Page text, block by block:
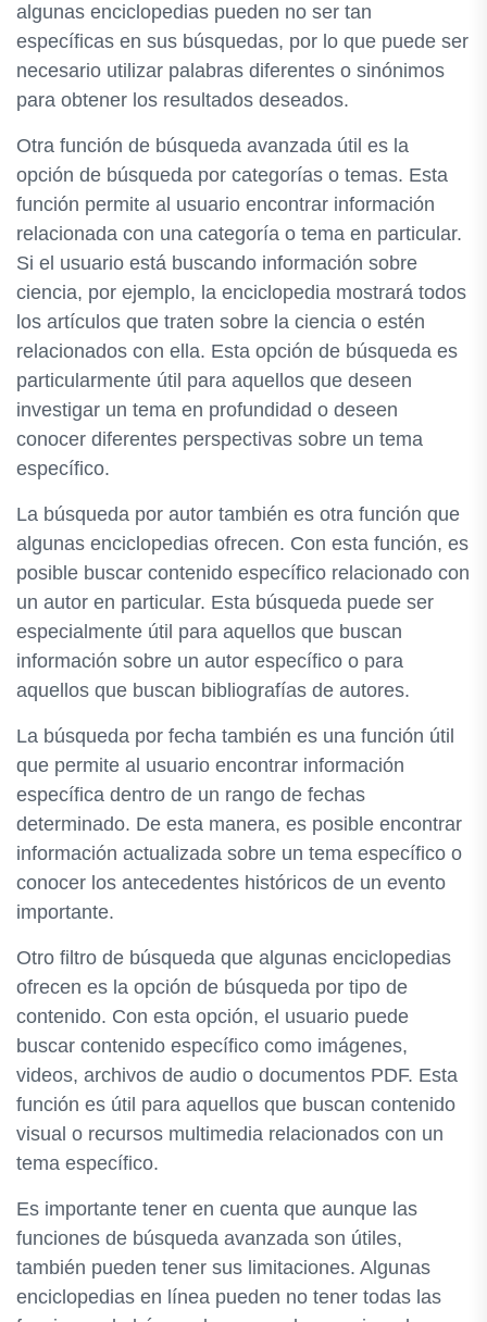
algunas enciclopedias pueden no ser tan
específicas en sus búsquedas, por lo que puede ser
necesario utilizar palabras diferentes o sinónimos
para obtener los resultados deseados.
Otra función de búsqueda avanzada útil es la
opción de búsqueda por categorías o temas. Esta
función permite al usuario encontrar información
relacionada con una categoría o tema en particular.
Si el usuario está buscando información sobre
ciencia, por ejemplo, la enciclopedia mostrará todos
los artículos que traten sobre la ciencia o estén
relacionados con ella. Esta opción de búsqueda es
particularmente útil para aquellos que deseen
investigar un tema en profundidad o deseen
conocer diferentes perspectivas sobre un tema
específico.
La búsqueda por autor también es otra función que
algunas enciclopedias ofrecen. Con esta función, es
posible buscar contenido específico relacionado con
un autor en particular. Esta búsqueda puede ser
especialmente útil para aquellos que buscan
información sobre un autor específico o para
aquellos que buscan bibliografías de autores.
La búsqueda por fecha también es una función útil
que permite al usuario encontrar información
específica dentro de un rango de fechas
determinado. De esta manera, es posible encontrar
información actualizada sobre un tema específico o
conocer los antecedentes históricos de un evento
importante.
Otro filtro de búsqueda que algunas enciclopedias
ofrecen es la opción de búsqueda por tipo de
contenido. Con esta opción, el usuario puede
buscar contenido específico como imágenes,
videos, archivos de audio o documentos PDF. Esta
función es útil para aquellos que buscan contenido
visual o recursos multimedia relacionados con un
tema específico.
Es importante tener en cuenta que aunque las
funciones de búsqueda avanzada son útiles,
también pueden tener sus limitaciones. Algunas
enciclopedias en línea pueden no tener todas las